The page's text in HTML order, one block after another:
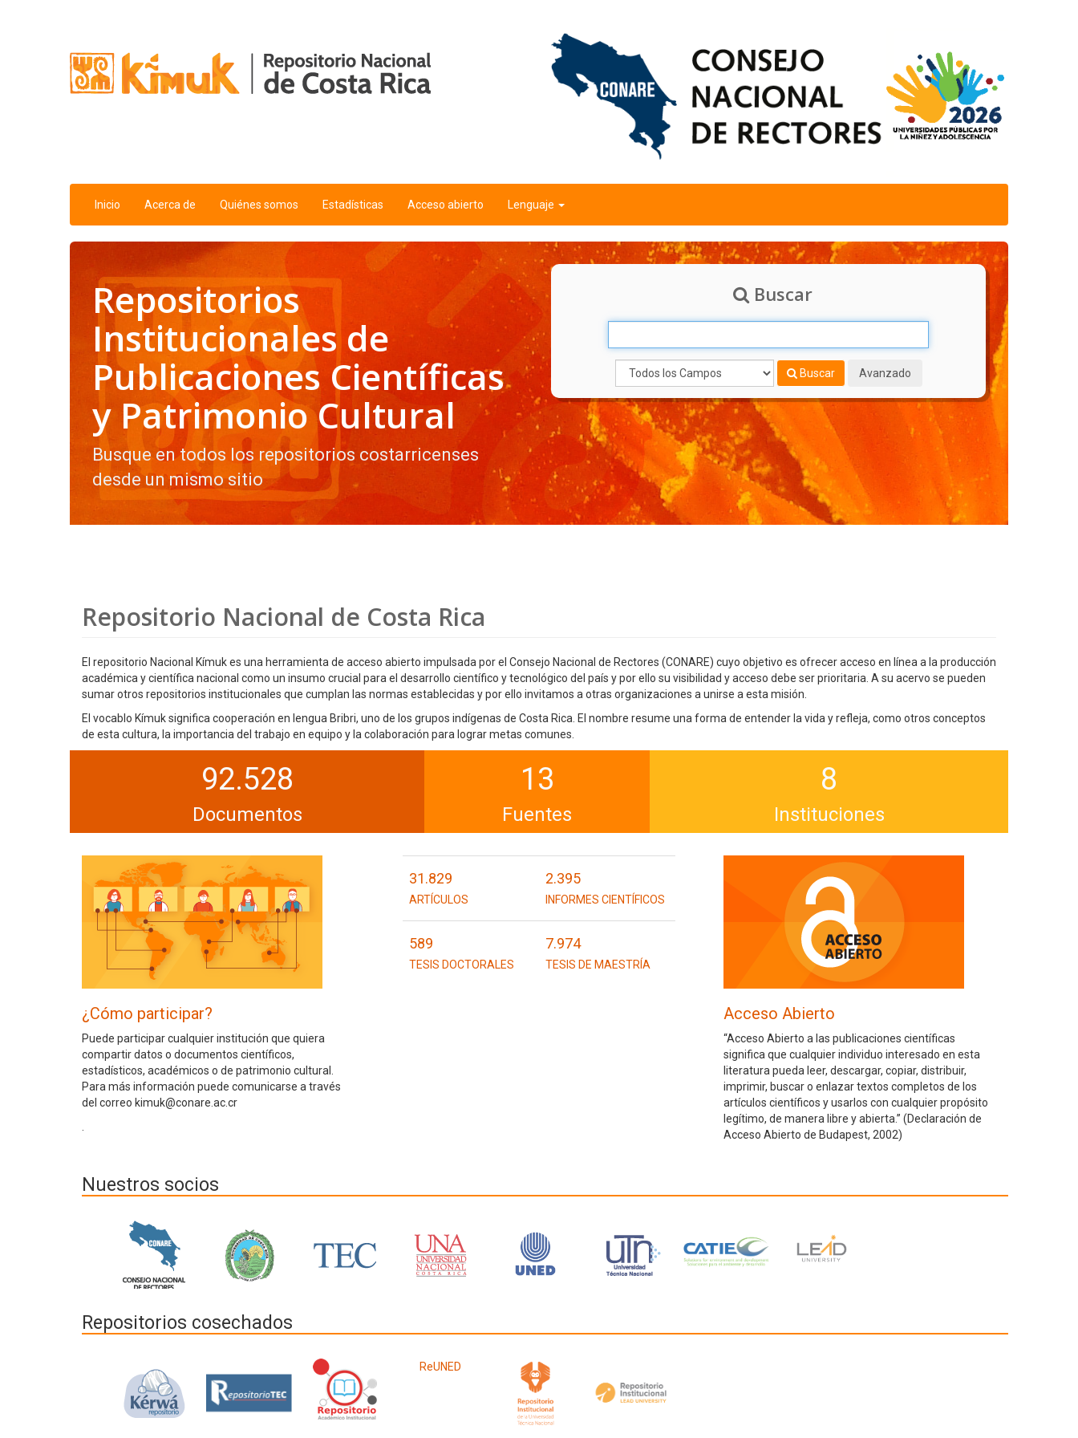
Inicio Acerca de Quiénes somos Estadísticas Acceso abierto Lenguaje
Repositorios
Institucionales de
Publicaciones Científicas
y Patrimonio Cultural
Busque en todos los repositorios costarricenses
desde un mismo sitio
Buscar
Buscar Avanzado
Repositorio Nacional de Costa Rica
El repositorio Nacional Kímuk es una herramienta de acceso abierto impulsada por el Consejo Nacional de Rectores (CONARE) cuyo objetivo es ofrecer acceso en línea a la producción
académica y científica nacional como un insumo crucial para el desarrollo científico y tecnológico del país y por ello su visibilidad y acceso debe ser prioritaria. A su acervo se pueden
sumar otros repositorios institucionales que cumplan las normas establecidas y por ello invitamos a otras organizaciones a unirse a esta misión.
El vocablo Kímuk significa cooperación en lengua Bribri, uno de los grupos indígenas de Costa Rica. El nombre resume una forma de entender la vida y refleja, como otros conceptos
de esta cultura, la importancia del trabajo en equipo y la colaboración para lograr metas comunes.
92.528 13 8
Documentos Fuentes Instituciones
¿Cómo participar?
Puede participar cualquier institución que quiera
compartir datos o documentos científicos,
estadísticos, académicos o de patrimonio cultural.
Para más información puede comunicarse a través
del correo kimuk@conare.ac.cr
31.829
ARTÍCULOS
2.395
INFORMES CIENTÍFICOS
589
TESIS DOCTORALES
7.974
TESIS DE MAESTRÍA
Acceso Abierto
“Acceso Abierto a las publicaciones científicas
significa que cualquier individuo interesado en esta
literatura pueda leer, descargar, copiar, distribuir,
imprimir, buscar o enlazar textos completos de los
artículos científicos y usarlos con cualquier propósito
legítimo, de manera libre y abierta.” (Declaración de
Acceso Abierto de Budapest, 2002)
Nuestros socios
Repositorios cosechados
ReUNED